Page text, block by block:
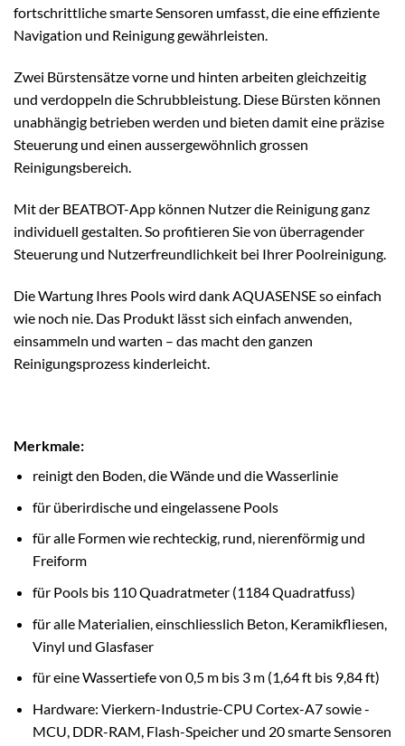
fortschrittliche smarte Sensoren umfasst, die eine effiziente
Navigation und Reinigung gewährleisten.
Zwei Bürstensätze vorne und hinten arbeiten gleichzeitig
und verdoppeln die Schrubbleistung. Diese Bürsten können
unabhängig betrieben werden und bieten damit eine präzise
Steuerung und einen aussergewöhnlich grossen
Reinigungsbereich.
Mit der BEATBOT-App können Nutzer die Reinigung ganz
individuell gestalten. So profitieren Sie von überragender
Steuerung und Nutzerfreundlichkeit bei Ihrer Poolreinigung.
Die Wartung Ihres Pools wird dank AQUASENSE so einfach
wie noch nie. Das Produkt lässt sich einfach anwenden,
einsammeln und warten – das macht den ganzen
Reinigungsprozess kinderleicht.
Merkmale:
reinigt den Boden, die Wände und die Wasserlinie
für überirdische und eingelassene Pools
für alle Formen wie rechteckig, rund, nierenförmig und
Freiform
für Pools bis 110 Quadratmeter (1184 Quadratfuss)
für alle Materialien, einschliesslich Beton, Keramikfliesen,
Vinyl und Glasfaser
für eine Wassertiefe von 0,5 m bis 3 m (1,64 ft bis 9,84 ft)
Hardware: Vierkern-Industrie-CPU Cortex-A7 sowie -
MCU, DDR-RAM, Flash-Speicher und 20 smarte Sensoren